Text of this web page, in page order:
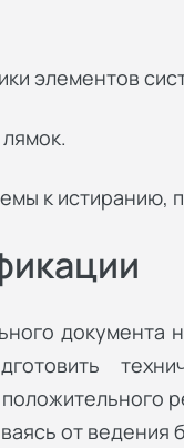
элементов
к истиранию,
документа
от ведения